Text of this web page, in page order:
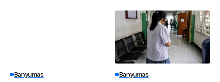
Banyumas Banyumas